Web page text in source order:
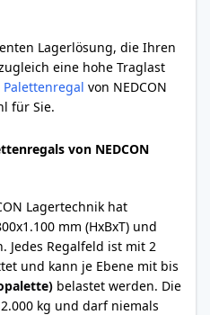
Lagerlösung, die Ihren
eine hohe Traglast
Palettenregal von NEDCON
für Sie.
von NEDCON
Lagertechnik hat
mm (HxBxT) und
Jedes Regalfeld ist mit 2
und kann je Ebene mit bis
belastet werden. Die
kg und darf niemals